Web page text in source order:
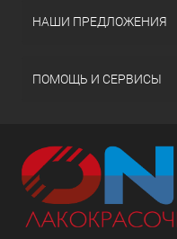
НАШИ ПРЕДЛОЖЕНИЯ
ПОМОЩЬ И СЕРВИСЫ